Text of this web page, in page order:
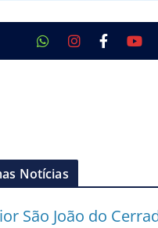
Notícias
São João do